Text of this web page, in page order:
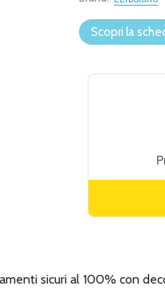
Scopri la
sicuri al 100% con